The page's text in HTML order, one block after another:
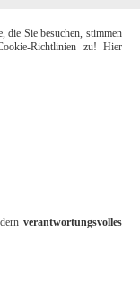
die Sie besuchen, stimmen
Richtlinien zu! Hier
verantwortungsvolles